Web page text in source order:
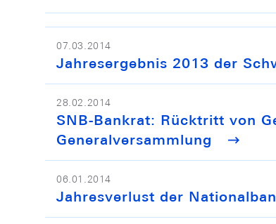
07.03.2014
Jahresergebnis 2013 der
28.02.2014
SNB-Bankrat: Rücktritt von
Generalversammlung
06.01.2014
Jahresverlust der